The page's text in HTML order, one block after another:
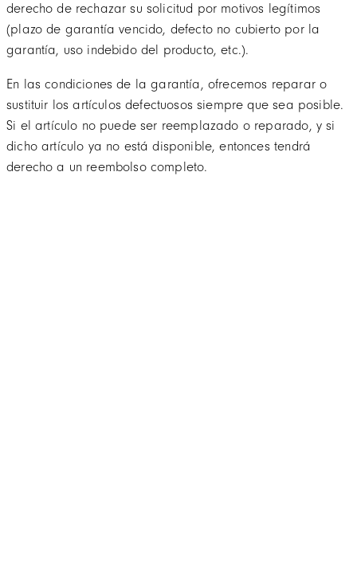
derecho de rechazar su solicitud por motivos legítimos
(plazo de garantía vencido, defecto no cubierto por la
garantía, uso indebido del producto, etc.).
En las condiciones de la garantía, ofrecemos reparar o
sustituir los artículos defectuosos siempre que sea posible.
Si el artículo no puede ser reemplazado o reparado, y si
dicho artículo ya no está disponible, entonces tendrá
derecho a un reembolso completo.